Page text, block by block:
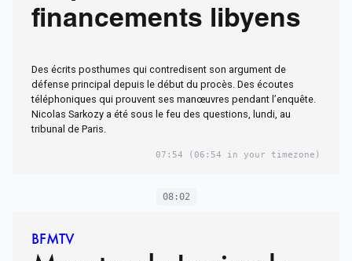
financements libyens
Des écrits posthumes qui contredisent son argument de
défense principal depuis le début du procès. Des écoutes
téléphoniques qui prouvent ses manœuvres pendant l’enquête.
Nicolas Sarkozy a été sous le feu des questions, lundi, au
tribunal de Paris.
07:54 (06:54 in your timezone)
08:02
BFMTV